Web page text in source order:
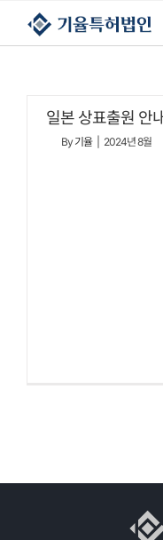
콘텐츠로
건너뛰기
일본 상표출원 안
By기율 2024년 8월